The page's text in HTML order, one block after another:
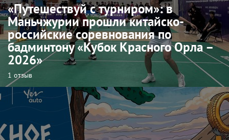
«Путешествуй с турниром»: в
Маньчжурии прошли китайско-
российские соревнования по
бадминтону «Кубок Красного Орла –
2026»
1 отзыв